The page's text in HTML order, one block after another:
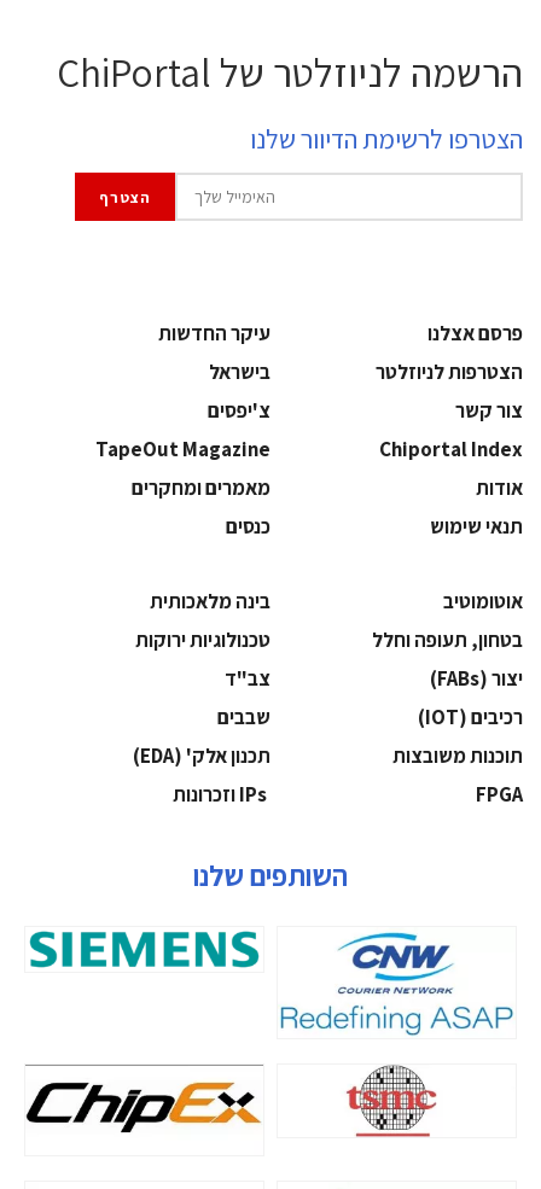
הרשמה לניוזלטר של ChiPortal
הצטרפו לרשימת הדיוור שלנו
פרסם אצלנו
עיקר החדשות
הצטרפות לניוזלטר
בישראל
צור קשר
צ'יפסים
Chiportal Index
TapeOut Magazine
אודות
מאמרים ומחקרים
תנאי שימוש
כנסים
אוטומוטיב
בינה מלאכותית
בטחון, תעופה וחלל
‫טכנולוגיות ירוקות‬
‫יצור (‪(FABs‬‬
‫צב"ד‬
‫רכיבים‬ (IOT)
‫שבבים‬
‫תוכנות משובצות‬
‫תכנון אלק' (‪(EDA‬‬
‫‪FPGA‬‬
השותפים שלנו